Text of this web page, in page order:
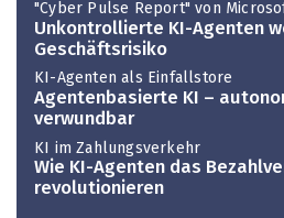
"Cyber Pulse Report" von
Unkontrollierte KI-Agenten
Geschäftsrisiko
KI-Agenten als Einfallstore
Agentenbasierte KI –
verwundbar
KI im Zahlungsverkehr
Wie KI-Agenten das
revolutionieren